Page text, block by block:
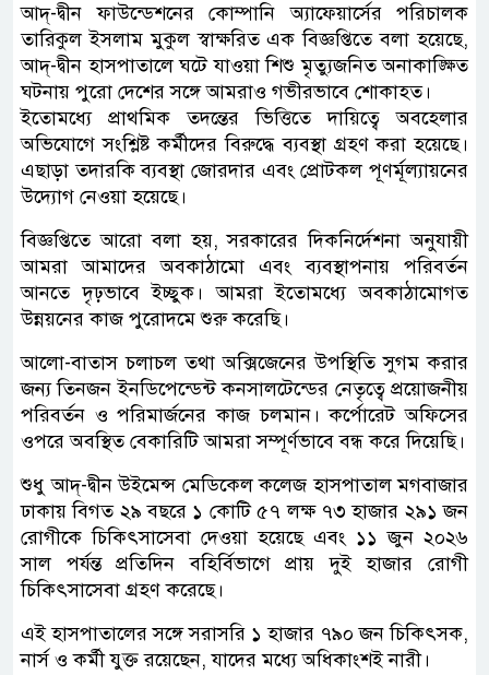
আদ্-দ্বীন ফাউন্ডেশনের কোম্পানি অ্যাফেয়ার্সের পরিচালক
তারিকুল ইসলাম মুকুল স্বাক্ষরিত এক বিজ্ঞপ্তিতে বলা হয়েছে,
আদ্‌-দ্বীন হাসপাতালে ঘটে যাওয়া শিশু মৃত্যুজনিত অনাকাঙ্ক্ষিত
ঘটনায় পুরো দেশের সঙ্গে আমরাও গভীরভাবে শোকাহত।
ইতোমধ্যে প্রাথমিক তদন্তের ভিত্তিতে দায়িত্বে অবহেলার
অভিযোগে সংশ্লিষ্ট কর্মীদের বিরুদ্ধে ব্যবস্থা গ্রহণ করা হয়েছে।
এছাড়া তদারকি ব্যবস্থা জোরদার এবং প্রোটকল পূণর্মূল্যায়নের
উদ্যোগ নেওয়া হয়েছে।
বিজ্ঞপ্তিতে আরো বলা হয়, সরকারের দিকনির্দেশনা অনুযায়ী
আমরা আমাদের অবকাঠামো এবং ব্যবস্থাপনায় পরিবর্তন
আনতে দৃঢ়ভাবে ইচ্ছুক। আমরা ইতোমধ্যে অবকাঠামোগত
উন্নয়নের কাজ পুরোদমে শুরু করেছি।
আলো-বাতাস চলাচল তথা অক্সিজেনের উপস্থিতি সুগম করার
জন্য তিনজন ইনডিপেন্ডেন্ট কনসালটেন্ডের নেতৃত্বে প্রয়োজনীয়
পরিবর্তন ও পরিমার্জনের কাজ চলমান। কর্পোরেট অফিসের
ওপরে অবস্থিত বেকারিটি আমরা সম্পূর্ণভাবে বন্ধ করে দিয়েছি।
শুধু আদ্‌-দ্বীন উইমেন্স মেডিকেল কলেজ হাসপাতাল মগবাজার
ঢাকায় বিগত ২৯ বছরে ১ কোটি ৫৭ লক্ষ ৭৩ হাজার ২৯১ জন
রোগীকে চিকিৎসাসেবা দেওয়া হয়েছে এবং ১১ জুন ২০২৬
সাল পর্যন্ত প্রতিদিন বহির্বিভাগে প্রায় দুই হাজার রোগী
চিকিৎসাসেবা গ্রহণ করেছে।
এই হাসপাতালের সঙ্গে সরাসরি ১ হাজার ৭৯০ জন চিকিৎসক,
নার্স ও কর্মী যুক্ত রয়েছেন, যাদের মধ্যে অধিকাংশই নারী।